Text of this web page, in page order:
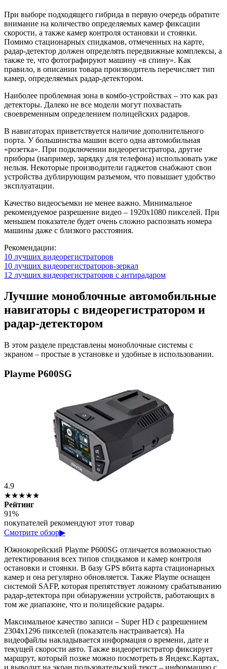
При выборе подходящего гибрида в первую очередь обратите
внимание на количество определяемых камер фиксации
скорости, а также камер контроля остановки и стоянки.
Помимо стационарных спидкамов, отмеченных на карте,
радар-детектор должен определять передвижные комплексы, а
также те, что фотографируют машину «в спину». Как
правило, в описании товара производитель перечисляет тип
камер, определяемых радар-детектором.
Наиболее проблемная зона в комбо-устройствах – это как раз
детекторы. Далеко не все модели могут похвастать
своевременным определением полицейских радаров.
В навигаторах приветствуется наличие дополнительного
порта. У большинства машин всего одна автомобильная
«розетка». При подключении видеорегистратора, другие
приборы (например, зарядку для телефона) использовать уже
нельзя. Некоторые производители гаджетов снабжают свои
устройства дублирующим разъемом, что повышает удобство
эксплуатации.
Качество видеосъемки не менее важно. Минимальное
рекомендуемое разрешение видео – 1920х1080 пикселей. При
меньшем показателе будет очень сложно распознать номера
машины даже с близкого расстояния.
Рекомендации:
10 лучших видеорегистраторов
10 лучших видеорегистраторов-зеркал
12 лучших видеорегистраторов с антирадаром
Лучшие моноблочные автомобильные
навигаторы с видеорегистратором и
радар-детектором
В этом разделе представлены моноблочные системы с
экраном – простые в установке и удобные в использовании.
Playme P600SG
4.9
★★★★★
Рейтинг
91%
покупателей рекомендуют этот товар
Смотрите обзор▶
Южнокорейский Playme P600SG отличается возможностью
детектирования всех типов спидкамов и камер контроля
остановки и стоянки. В базу GPS вбита карта стационарных
камер и она регулярно обновляется. Также Playme оснащен
системой SAFP, которая препятствует ложному срабатыванию
радар-детектора при обнаружении устройств, работающих в
том же диапазоне, что и полицейские радары.
Максимальное качество записи – Super HD с разрешением
2304х1296 пикселей (показатель настраивается). На
видеофайлы накладывается информация о времени, дате и
текущей скорости авто. Также видеорегистратор фиксирует
маршрут, который позже можно посмотреть в Яндекс.Картах,
и выводит на экран пользовательский текст – информацию с